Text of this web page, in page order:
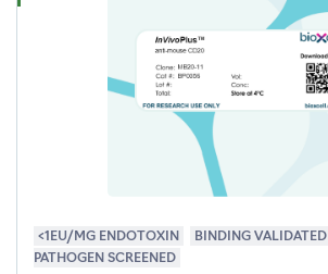
<1EU/MG ENDOTOXIN BINDING VALIDATED
PATHOGEN SCREENED